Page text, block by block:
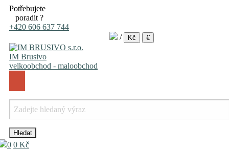
Potřebujete
poradit ?
+420 606 637 744
/
Kč €
IM Brusivo
velkoobchod - maloobchod
0 0 Kč